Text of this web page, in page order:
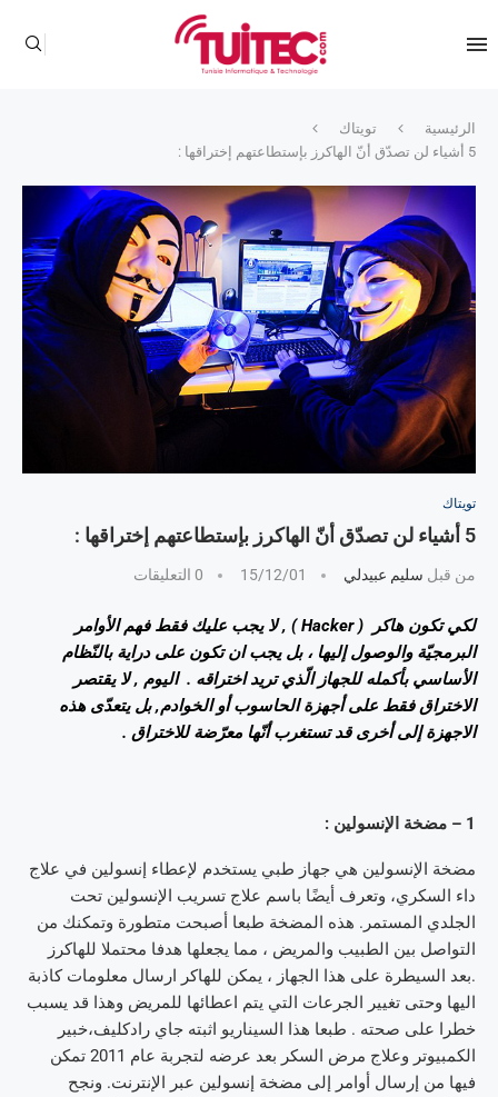
الرئيسية
تويتاك
5 أشياء لن تصدّق أنّ الهاكرز بإستطاعتهم إختراقها :
تويتاك
5 أشياء لن تصدّق أنّ الهاكرز بإستطاعتهم إختراقها :
من قبل سليم عبيدلي 15/12/01 0 التعليقات
لكي تكون هاكر ( Hacker ) , لا يجب عليك فقط فهم الأوامر
البرمجيّة والوصول إليها ، بل يجب ان تكون على دراية بالنّظام
الأساسي بأكمله للجهاز الّذي تريد اختراقه . اليوم , لا يقتصر
الاختراق فقط على أجهزة الحاسوب أو الخوادم, بل يتعدّى هذه
الاجهزة إلى أخرى قد تستغرب أنّها معرّضة للاختراق .
1 – مضخة الإنسولين :
مضخة الإنسولين هي جهاز طبي يستخدم لإعطاء إنسولين في علاج
داء السكري، وتعرف أيضًا باسم علاج تسريب الإنسولين تحت
الجلدي المستمر. هذه المضخة طبعا أصبحت متطورة وتمكنك من
التواصل بين الطبيب والمريض ، مما يجعلها هدفا محتملا للهاكرز
.بعد السيطرة على هذا الجهاز ، يمكن للهاكر ارسال معلومات كاذبة
اليها وحتى تغيير الجرعات التي يتم اعطائها للمريض وهذا قد يسبب
خطرا على صحته . طبعا هذا السيناريو اثبته جاي رادكليف،خبير
الكمبيوتر وعلاج مرض السكر بعد عرضه لتجربة عام 2011 تمكن
فيها من إرسال أوامر إلى مضخة إنسولين عبر الإنترنت. ونجح